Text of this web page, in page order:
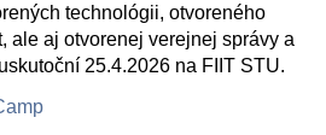
technológii, otvoreného
ale aj otvorenej verejnej správy a
25.4.2026 na FIIT STU.